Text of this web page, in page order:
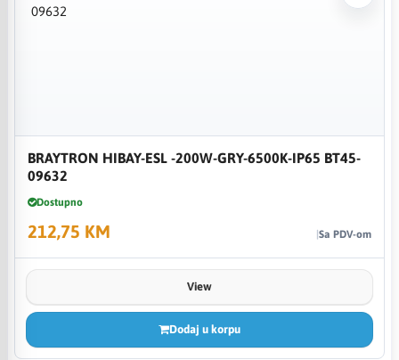
BRAYTRON HIBAY-ESL -200W-GRY-6500K-IP65 BT45-
09632
Dostupno
212,75 KM Sa PDV-om
View
Dodaj u korpu